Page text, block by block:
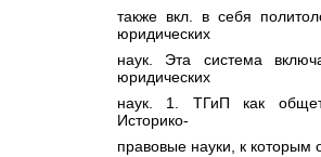
также вкл. в себя
юридических
наук. Эта система
юридических
наук. 1. ТГиП как
Историко-
правовые науки, к которым